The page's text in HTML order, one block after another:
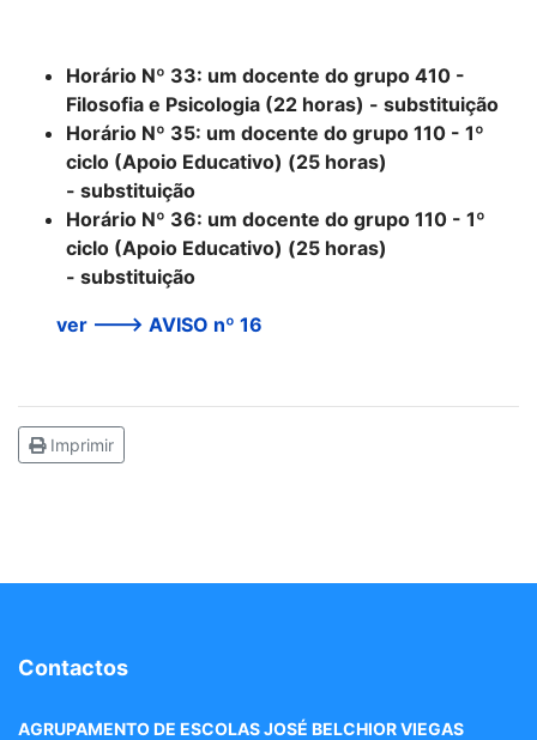
Horário Nº 33: um docente do grupo 410 -
Filosofia e Psicologia (22 horas) - substituição
Horário Nº 35: um docente do grupo 110 - 1º
ciclo (Apoio Educativo) (25 horas)
- substituição
Horário Nº 36: um docente do grupo 110 - 1º
ciclo (Apoio Educativo) (25 horas)
- substituição
ver ---> AVISO nº 16
Imprimir
Contactos
AGRUPAMENTO DE ESCOLAS JOSÉ BELCHIOR VIEGAS